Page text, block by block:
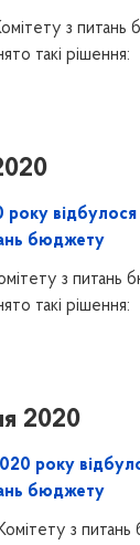
з
такі рішення:
року
бюджету
з
такі рішення:
2020
року
бюджету
Комітету з